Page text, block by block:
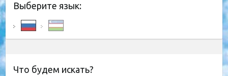
Выберите язык:
Что будем искать?